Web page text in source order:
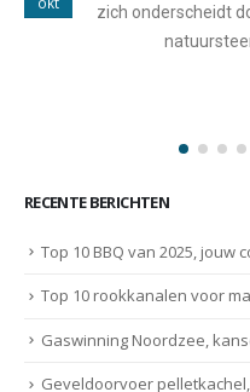
pittoreske
RECENTE BERICHTEN
Top 10 BBQ van 2025, jouw
Top 10 rookkanalen voor
Gaswinning Noordzee,
Geveldoorvoer